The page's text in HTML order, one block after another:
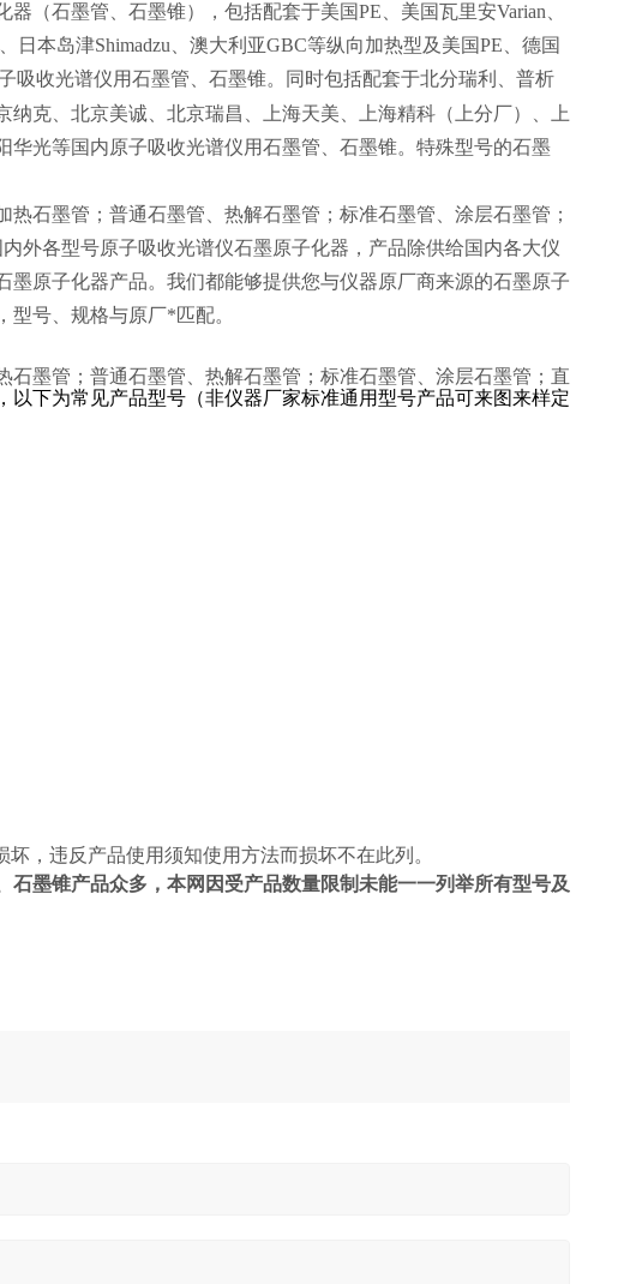
（石墨管、石墨锥），包括配套于美国PE、美国瓦里安Varian、
本岛津Shimadzu、澳大利亚GBC等纵向加热型及美国PE、德国
吸收光谱仪用石墨管、石墨锥。同时包括配套于北分瑞利、普析
克、北京美诚、北京瑞昌、上海天美、上海精科（上分厂）、上
光等国内原子吸收光谱仪用石墨管、石墨锥。特殊型号的石墨
石墨管；普通石墨管、热解石墨管；标准石墨管、涂层石墨管；
外各型号原子吸收光谱仪石墨原子化器，产品除供给国内各大仪
原子化器产品。我们都能够提供您与仪器原厂商来源的石墨原子
号、规格与原厂*匹配。
石墨管；普通石墨管、热解石墨管；标准石墨管、涂层石墨管；直
以下为常见产品型号（非仪器厂家标准通用型号产品可来图来样定
，违反产品使用须知使用方法而损坏不在此列。
墨锥产品众多，本网因受产品数量限制未能一一列举所有型号及